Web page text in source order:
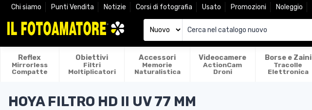
Chi siamo Punti Vendita Notizie Corsi di fotografia Usato Promozioni Noleggio
Reflex
Mirrorless
Compatte
Obiettivi
Filtri
Moltiplicatori
Accessori
Memorie
Naturalistica
Videocamere
ActionCam
Droni
Borse e Zaini
Tracolle
Elettronica
HOYA FILTRO HD II UV 77 MM